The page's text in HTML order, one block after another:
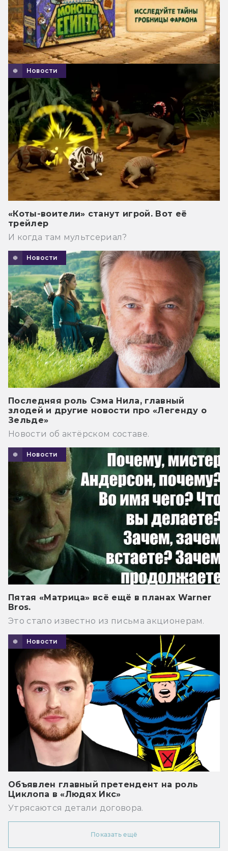
Новости
«Коты-воители» станут игрой. Вот её
трейлер
И когда там мультсериал?
Новости
Последняя роль Сэма Нила, главный
злодей и другие новости про «Легенду о
Зельде»
Новости об актёрском составе.
Новости
Пятая «Матрица» всё ещё в планах Warner
Bros.
Это стало известно из письма акционерам.
Новости
Объявлен главный претендент на роль
Циклопа в «Людях Икс»
Утрясаются детали договора.
Показать ещё